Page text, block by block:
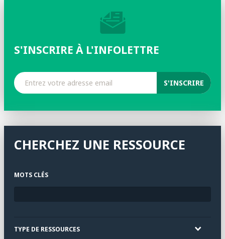
S'INSCRIRE À L'INFOLETTRE
CHERCHEZ UNE RESSOURCE
MOTS CLÉS
TYPE DE RESSOURCES